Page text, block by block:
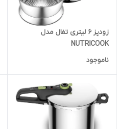
زودپز 6 لیتری تفال مدل
NUTRICOOK
ناموجود